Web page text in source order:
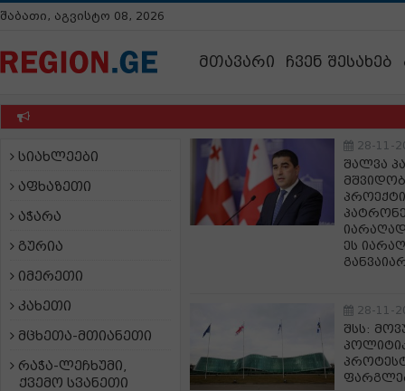
შაბათი, აგვისტო 08, 2026
მთავარი ჩვენ შესახებ
სიახლეები
აფხაზეთი
აჭარა
გურია
იმერეთი
კახეთი
მცხეთა-მთიანეთი
რაჭა-ლეჩხუმი,
ქვემო სვანეთი
28-11-
შალვა
ეს
28-11-
შსს: